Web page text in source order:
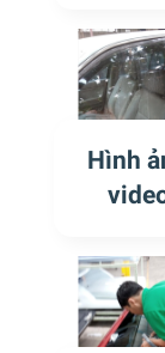
Benz
Nam
Hình
kính
hơi cũ
trầy